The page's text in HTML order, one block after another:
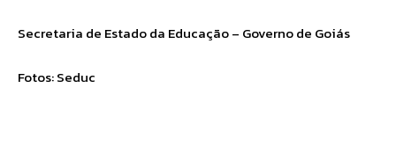
Secretaria de Estado da Educação – Governo de Goiás
Fotos: Seduc